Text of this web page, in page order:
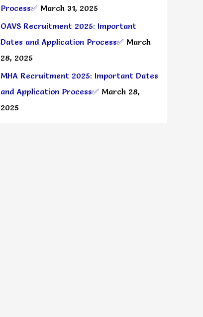
Process✅ March 31, 2025
OAVS Recruitment 2025: Important
Dates and Application Process✅ March
28, 2025
MHA Recruitment 2025: Important Dates
and Application Process✅ March 28,
2025